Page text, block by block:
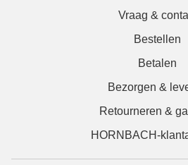
Vraag &
Bestellen
Betalen
Bezorgen &
Retourneren &
HORNBACH-